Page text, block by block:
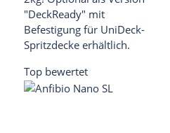
"DeckReady" mit
Befestigung für UniDeck-
Spritzdecke erhältlich.
Top bewertet